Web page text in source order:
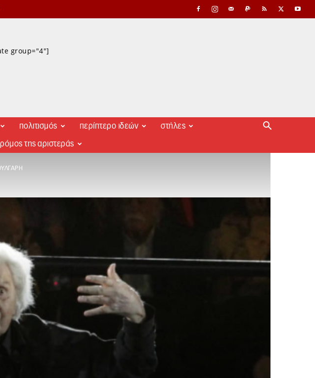
group="4"]
πολιτισμός περίπτερο ιδεών στήλες
της αριστεράς